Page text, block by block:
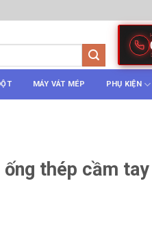
MÁY VÁT MÉP PHỤ KIỆN
thép cầm tay